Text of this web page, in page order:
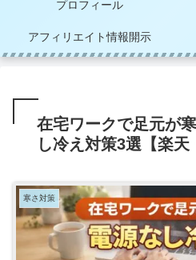
プロフィール
アフィリエイト情報開示
在宅ワークで足元が
し冷え対策3選【楽天
寒さ対策